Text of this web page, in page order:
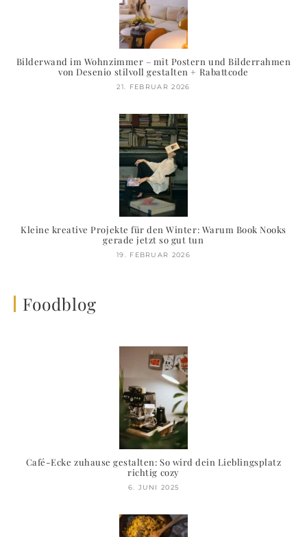
Bilderwand im Wohnzimmer – mit Postern und Bilderrahmen
von Desenio stilvoll gestalten + Rabattcode
21. FEBRUAR 2026
Kleine kreative Projekte für den Winter: Warum Book Nooks
gerade jetzt so gut tun
19. FEBRUAR 2026
Foodblog
Café-Ecke zuhause gestalten: So wird dein Lieblingsplatz
richtig cozy
6. JUNI 2025